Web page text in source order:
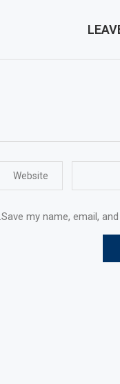
Save my name, email,